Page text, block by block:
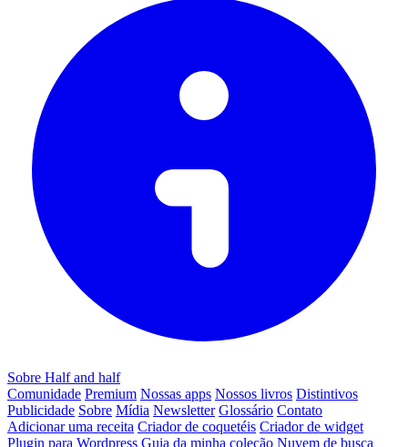
Sobre Half and half
Comunidade Premium Nossas apps Nossos livros Distintivos
Publicidade Sobre Mídia Newsletter Glossário Contato
Adicionar uma receita Criador de coquetéis Criador de widget
Plugin para Wordpress Guia da minha coleção Nuvem de busca